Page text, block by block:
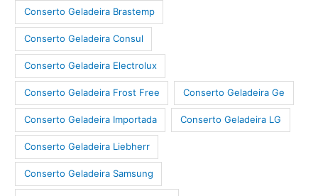
Conserto Geladeira Brastemp
Conserto Geladeira Consul
Conserto Geladeira Electrolux
Conserto Geladeira Frost Free Conserto Geladeira Ge
Conserto Geladeira Importada Conserto Geladeira LG
Conserto Geladeira Liebherr
Conserto Geladeira Samsung